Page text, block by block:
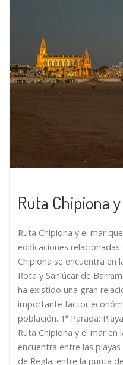
Ruta Chipiona
Ruta Chipiona y el mar
edificaciones
Chipiona se encuentra
Rota y Sanlúcar de
ha existido una gran
importante factor
población. 1ª Parada:
Ruta Chipiona y el mar en
encuentra entre las
de Regla; entre la punta